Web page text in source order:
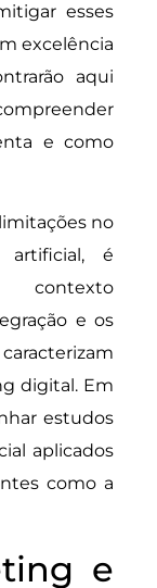
esses
excelência
aqui
e como
no
artificial, é
contexto
e os
digital. Em
estudos
aplicados
como a
e